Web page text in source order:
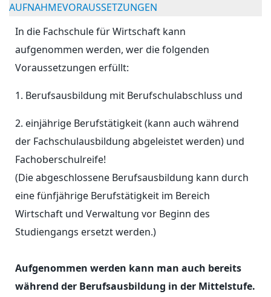
AUFNAHMEVORAUSSETZUNGEN
In die Fachschule für Wirtschaft kann
aufgenommen werden, wer die folgenden
Voraussetzungen erfüllt:
1. Berufsausbildung mit Berufschulabschluss und
2. einjährige Berufstätigkeit (kann auch während
der Fachschulausbildung abgeleistet werden) und
Fachoberschulreife!
(Die abgeschlossene Berufsausbildung kann durch
eine fünfjährige Berufstätigkeit im Bereich
Wirtschaft und Verwaltung vor Beginn des
Studiengangs ersetzt werden.)
Aufgenommen werden kann man auch bereits
während der Berufsausbildung in der Mittelstufe.